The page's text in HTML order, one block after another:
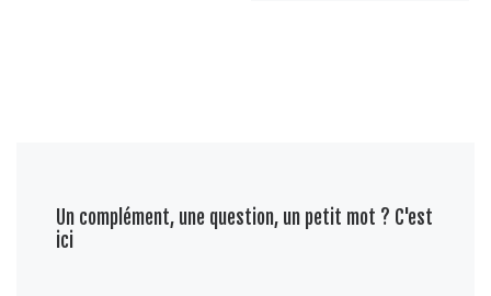
Un complément, une question, un petit mot ? C'est
ici